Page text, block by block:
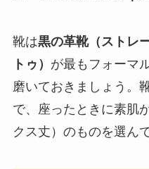
靴は黒の革靴（ストレ
トゥ） が最もフォーマ
磨いておきましょう。
で、座ったときに素肌
クス丈）のものを選ん